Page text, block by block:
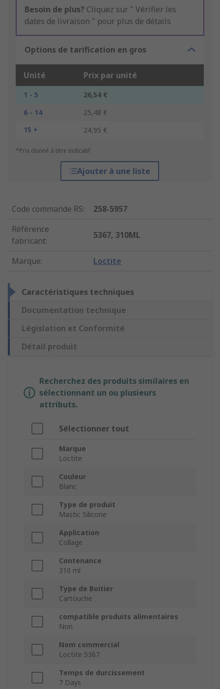
Besoin de plus? Cliquez sur " Vérifier les
dates de livraison " pour plus de détails
Options de tarification en gros
Unité Prix par unité
1 - 5
26,54 €
6 - 14
25,48 €
15 +
24,95 €
*Prix donné à titre indicatif
Ajouter à une liste
Code commande RS:
258-5957
Référence
fabricant:
5367, 310ML
Marque: Loctite
Caractéristiques techniques
Documentation technique
Législation et Conformité
Détail produit
Recherchez des produits similaires en
sélectionnant un ou plusieurs
attributs.
Sélectionner tout
Marque
Loctite
Couleur
Blanc
Type de produit
Mastic Silicone
Application
Collage
Contenance
310 ml
Type de Boitier
Cartouche
compatible produits alimentaires
Non
Nom commercial
Loctite 5367
Temps de durcissement
7 Days